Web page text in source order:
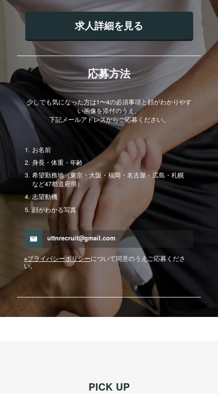
求人詳細を見る
応募方法
少しでも気になった方は1〜4の必須事項と顔がわかりやす
い画像を添付のうえ、
下記メールアドレスからご応募ください。
お名前
身長・体重・年齢
希望勤務地（東京・大阪・福岡・名古屋・広島・札幌
など47都道府県）
志望動機
顔がわかる写真
uttnrecruit@gmail.com
※プライバシーポリシーについて同意のうえご応募くださ
い。
PICK UP